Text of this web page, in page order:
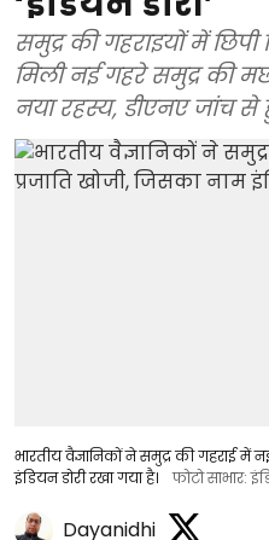
समुद्र की गहराइयों में
मिली नई गहरे समुद्र की
नया रहस्य, डीएनए जांच से
भारतीय वैज्ञानिकों ने समुद्र की गहराई में
इंडियन डोरी रखा गया है।
फोटो साभार:
Dayanidhi